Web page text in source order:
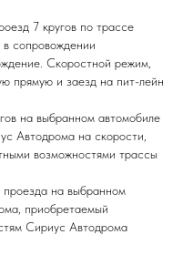
7 кругов по трассе
сопровождении
Скоростной режим,
прямую и заезд на пит-лейн
на выбранном автомобиле
Автодрома на скорости,
возможностями трассы
проезда на выбранном
приобретаемый
Сириус Автодрома